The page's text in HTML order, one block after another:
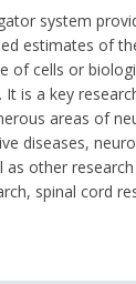
system
estimates of
of cells or
It is a key
areas of
diseases,
as other
spinal cord